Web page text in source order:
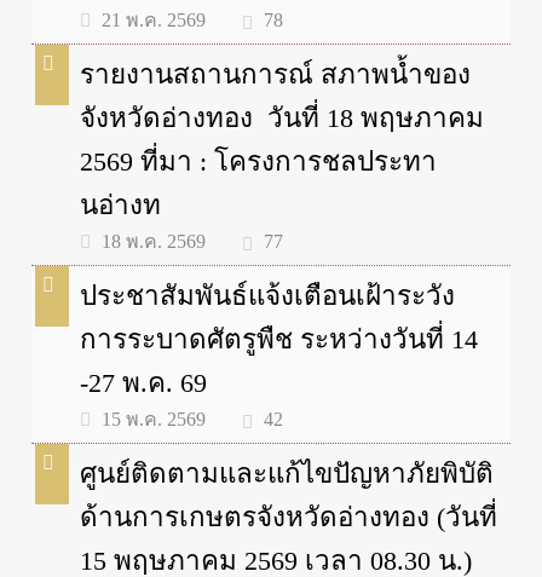
21 พ.ค. 2569 78
รายงานสถานการณ์ สภาพน้ำของ
จังหวัดอ่างทอง วันที่ 18 พฤษภาคม
2569 ที่มา : โครงการชลประทา
นอ่างท
18 พ.ค. 2569 77
ประชาสัมพันธ์แจ้งเตือนเฝ้าระวัง
การระบาดศัตรูพืช ระหว่างวันที่ 14
-27 พ.ค. 69
15 พ.ค. 2569 42
ศูนย์ติดตามและแก้ไขปัญหาภัยพิบัติ
ด้านการเกษตรจังหวัดอ่างทอง (วันที่
15 พฤษภาคม 2569 เวลา 08.30 น.)